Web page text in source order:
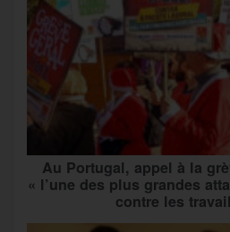
Au Portugal, appel à la
« l’une des plus grandes
contre les